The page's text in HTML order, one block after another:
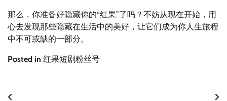
那么，你准备好隐藏你的“红果”了吗？不妨从现在开始，用
心去发现那些隐藏在生活中的美好，让它们成为你人生旅程
中不可或缺的一部分。
Posted in 红果短剧粉丝号